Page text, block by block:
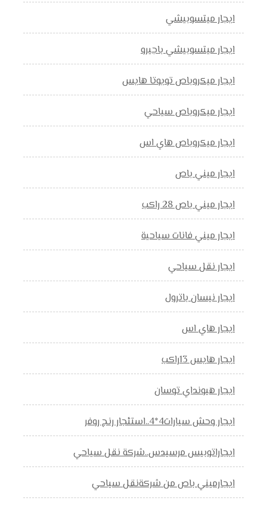
ايجار ميتسوبيشي
ايجار ميتسوبيشي باجيرو
ايجار ميكروباص تويوتا هايس
ايجار ميكروباص سياحي
ايجار ميكروباص هاي اس
ايجار ميني باص
ايجار ميني باص 28 راكب
ايجار ميني فانات سياحية
ايجار نقل سياحي
ايجار نيسان باترول
ايجار هاي اس
ايجار هايس 13راكب
ايجار هيونداي توسان
ايجار وحش سيارات4*4..استئجار رنج روفر
ايجاراتوبيس مرسيدس..شركة نقل سياحي
ايجارميني باص من شركةنقل سياحي